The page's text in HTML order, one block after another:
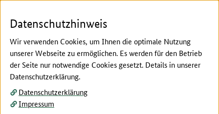
Hier beginnt der Hauptinhalt dieser Seite
Allgemeines zum Obstanbau
Datenschutzhinweis
Wir verwenden Cookies, um Ihnen die optimale Nutzung
unserer Webseite zu ermöglichen. Es werden für den Betrieb
der Seite nur notwendige Cookies gesetzt. Details in unserer
Datenschutzerklärung.
Datenschutzerklärung
Impressum